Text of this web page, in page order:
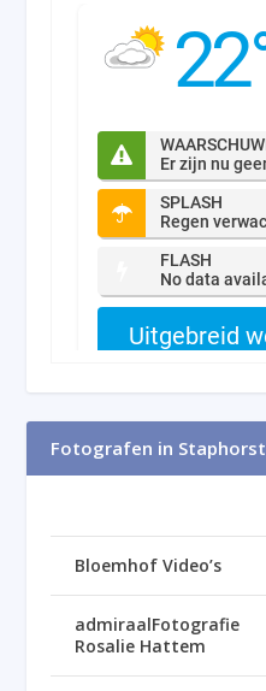
Fotografen in Staphorst
Bloemhof Video’s
admiraalFotografie
Rosalie Hattem